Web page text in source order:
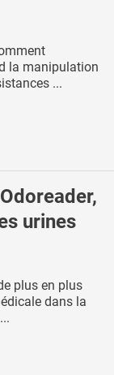
la manipulation
...
urines
plus en plus
dans la